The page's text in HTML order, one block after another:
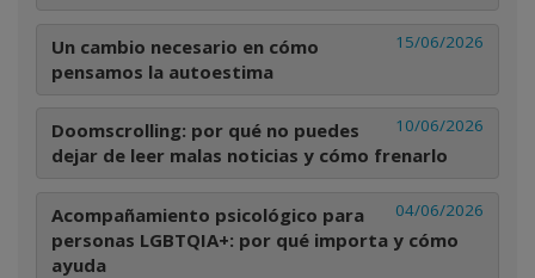
15/06/2026
Un cambio necesario en cómo
pensamos la autoestima
10/06/2026
Doomscrolling: por qué no puedes
dejar de leer malas noticias y cómo frenarlo
04/06/2026
Acompañamiento psicológico para
personas LGBTQIA+: por qué importa y cómo
ayuda